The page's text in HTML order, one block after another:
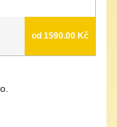
od 1590.00 Kč